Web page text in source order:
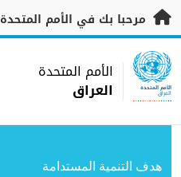
تخطى إلى المحتوى الرئيسي
مرحبا بك في الأمم المتحدة
UN Logo
الأمم المتحدة
العراق
الأمم المتحدة
العراق
هدف التنمية المستدامة